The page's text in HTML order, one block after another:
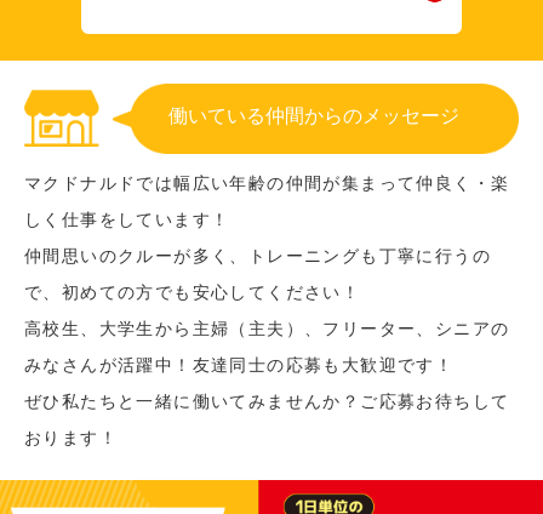
働いている仲間からのメッセージ
マクドナルドでは幅広い年齢の仲間が集まって仲良く・楽
しく仕事をしています！
仲間思いのクルーが多く、トレーニングも丁寧に行うの
で、初めての方でも安心してください！
高校生、大学生から主婦（主夫）、フリーター、シニアの
みなさんが活躍中！友達同士の応募も大歓迎です！
ぜひ私たちと一緒に働いてみませんか？ご応募お待ちして
おります！